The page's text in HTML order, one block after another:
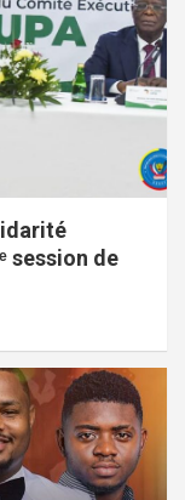
session de